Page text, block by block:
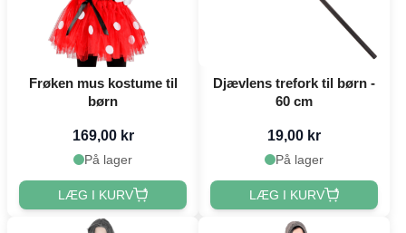
Frøken mus kostume til
børn
169,00 kr
På lager
LÆG I KURV
Djævlens trefork til børn -
60 cm
19,00 kr
På lager
LÆG I KURV